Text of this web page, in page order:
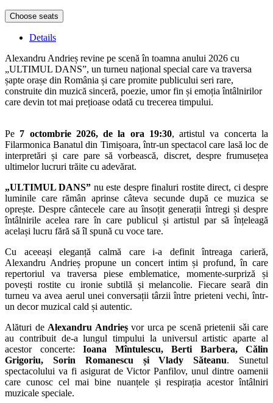
Choose seats
Details
Alexandru Andrieș revine pe scenă în toamna anului 2026 cu
„ULTIMUL DANS”, un turneu național special care va traversa
șapte orașe din România și care promite publicului seri rare,
construite din muzică sinceră, poezie, umor fin și emoția întâlnirilor
care devin tot mai prețioase odată cu trecerea timpului.
Pe 7 octombrie 2026, de la ora 19:30, artistul va concerta la
Filarmonica Banatul din Timișoara, într-un spectacol care lasă loc de
interpretări și care pare să vorbească, discret, despre frumusețea
ultimelor lucruri trăite cu adevărat.
„ULTIMUL DANS” nu este despre finaluri rostite direct, ci despre
luminile care rămân aprinse câteva secunde după ce muzica se
oprește. Despre cântecele care au însoțit generații întregi și despre
întâlnirile acelea rare în care publicul și artistul par să înțeleagă
același lucru fără să îl spună cu voce tare.
Cu aceeași eleganță calmă care i-a definit întreaga carieră,
Alexandru Andrieș propune un concert intim și profund, în care
repertoriul va traversa piese emblematice, momente-surpriză și
povești rostite cu ironie subtilă și melancolie. Fiecare seară din
turneu va avea aerul unei conversații târzii între prieteni vechi, într-
un decor muzical cald și autentic.
Alături de Alexandru Andrieșvor urca pe scenă prietenii sǎi care
au contribuit de-a lungul timpului la universul artistic aparte al
acestor concerte: Ioana Mîntulescu, Berti Barbera, Călin
Grigoriu, Sorin Romanescu și Vlady Săteanu. Sunetul
spectacolului va fi asigurat de Victor Panfilov, unul dintre oamenii
care cunosc cel mai bine nuanțele și respirația acestor întâlniri
muzicale speciale.